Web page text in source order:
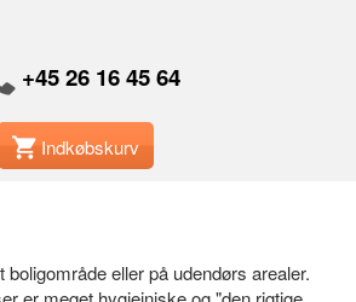
+45 26 16 45 64
Indkøbskurv
boligområde eller på udendørs arealer.